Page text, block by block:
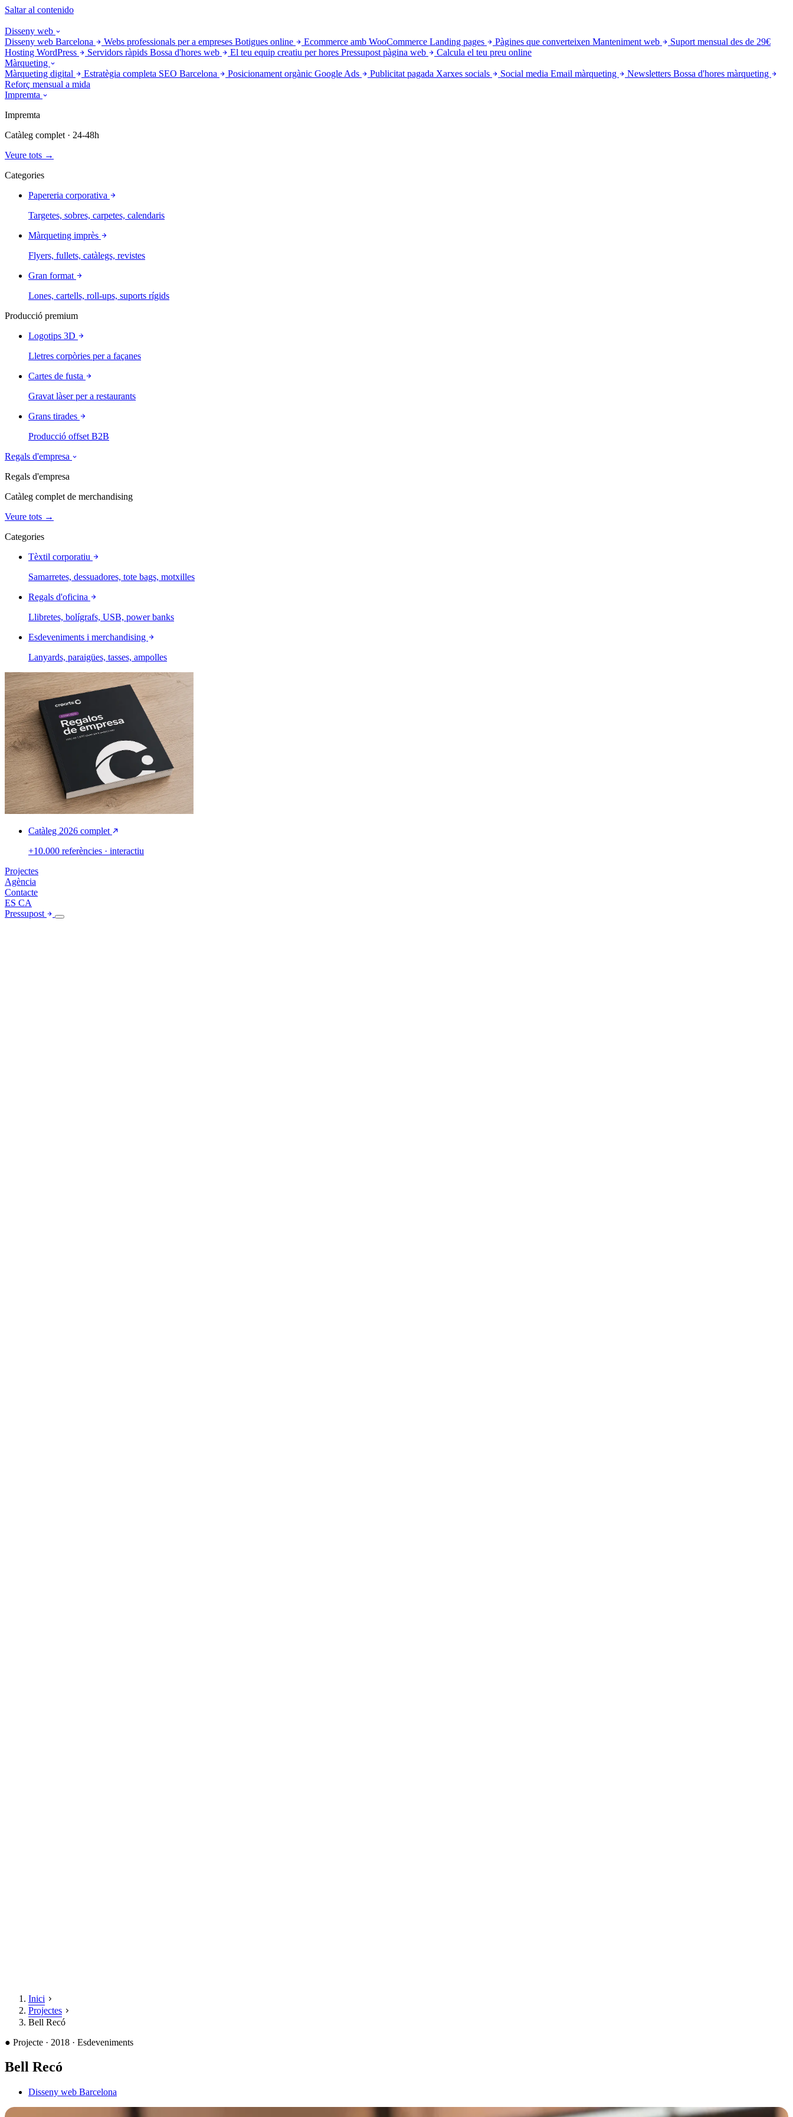
Saltar al contenido
Disseny web
Disseny web Barcelona
Webs professionals per a empreses Botigues online Ecommerce amb WooCommerce Landing pages Pàgines que converteixen Manteniment web
Suport mensual des de 29€
Hosting WordPress
Servidors ràpids Bossa d'hores web El teu equip creatiu per hores Pressupost pàgina web
Calcula el teu preu online
Màrqueting
Màrqueting digital
Estratègia completa SEO Barcelona Posicionament orgànic Google Ads Publicitat pagada Xarxes socials Social media Email màrqueting Newsletters Bossa d'hores màrqueting
Reforç mensual a mida
Impremta
Impremta
Catàleg complet · 24-48h
Veure tots →
Categories
Papereria corporativa
Targetes, sobres, carpetes, calendaris
Màrqueting imprès
Flyers, fullets, catàlegs, revistes
Gran format
Lones, cartells, roll-ups, suports rígids
Producció premium
Logotips 3D
Lletres corpòries per a façanes
Cartes de fusta
Gravat làser per a restaurants
Grans tirades
Producció offset B2B
Regals d'empresa
Regals d'empresa
Catàleg complet de merchandising
Veure tots →
Categories
Tèxtil corporatiu
Samarretes, dessuadores, tote bags, motxilles
Regals d'oficina
Llibretes, bolígrafs, USB, power banks
Esdeveniments i merchandising
Lanyards, paraigües, tasses, ampolles
Catàleg 2026 complet
+10.000 referències · interactiu
Projectes
Agència
Contacte
ES CA
Pressupost
Inici
Projectes
Bell Recó
● Projecte · 2018 · Esdeveniments
Bell Recó
Disseny web Barcelona